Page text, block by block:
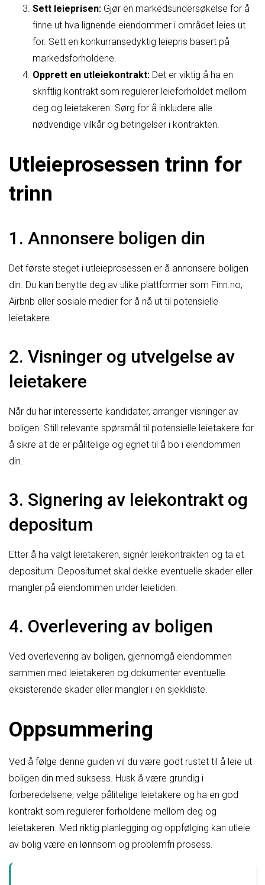
Sett leieprisen: Gjør en markedsundersøkelse for å
finne ut hva lignende eiendommer i området leies ut
for. Sett en konkurransedyktig leiepris basert på
markedsforholdene.
Opprett en utleiekontrakt: Det er viktig å ha en
skriftlig kontrakt som regulerer leieforholdet mellom
deg og leietakeren. Sørg for å inkludere alle
nødvendige vilkår og betingelser i kontrakten.
Utleieprosessen trinn for
trinn
1. Annonsere boligen din
Det første steget i utleieprosessen er å annonsere boligen
din. Du kan benytte deg av ulike plattformer som Finn.no,
Airbnb eller sosiale medier for å nå ut til potensielle
leietakere.
2. Visninger og utvelgelse av
leietakere
Når du har interesserte kandidater, arranger visninger av
boligen. Still relevante spørsmål til potensielle leietakere for
å sikre at de er pålitelige og egnet til å bo i eiendommen
din.
3. Signering av leiekontrakt og
depositum
Etter å ha valgt leietakeren, signér leiekontrakten og ta et
depositum. Depositumet skal dekke eventuelle skader eller
mangler på eiendommen under leietiden.
4. Overlevering av boligen
Ved overlevering av boligen, gjennomgå eiendommen
sammen med leietakeren og dokumenter eventuelle
eksisterende skader eller mangler i en sjekkliste.
Oppsummering
Ved å følge denne guiden vil du være godt rustet til å leie ut
boligen din med suksess. Husk å være grundig i
forberedelsene, velge pålitelige leietakere og ha en god
kontrakt som regulerer forholdene mellom deg og
leietakeren. Med riktig planlegging og oppfølging kan utleie
av bolig være en lønnsom og problemfri prosess.